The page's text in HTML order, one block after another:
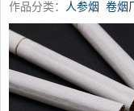
作品分类： 人参烟 卷烟厂